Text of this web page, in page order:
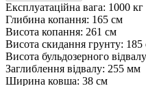
Експлуатаційна вага: 1000 кг
Глибина копання: 165 см
Висота копання: 261 см
Висота скидання грунту: 185
Висота бульдозерного
Заглиблення відвалу: 255 мм
Ширина ковша: 38 см